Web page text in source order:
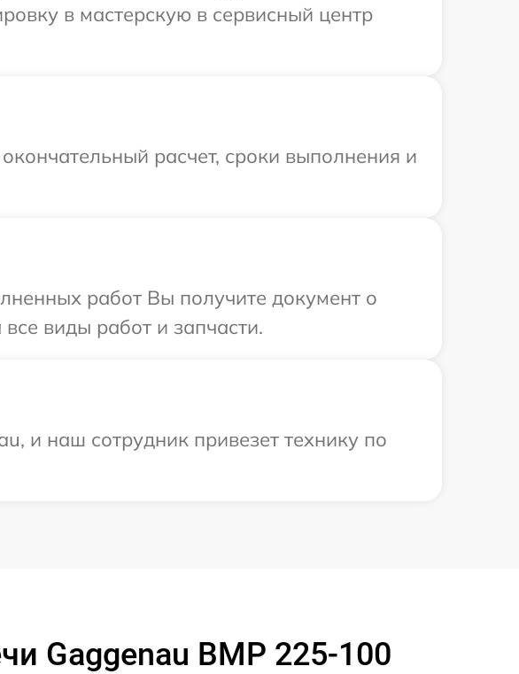
в мастерскую в сервисный центр
расчет, сроки выполнения и
работ Вы получите документ о
виды работ и запчасти.
и наш сотрудник привезет технику по
Gaggenau BMP 225-100